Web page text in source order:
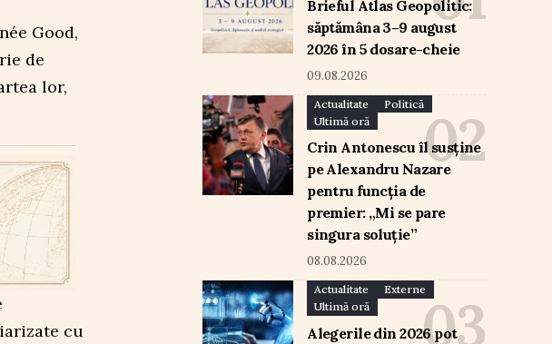
Good,
de
lor,
cu
Brieful Atlas Geopolitic:
săptămâna 3–9 august
2026 în 5 dosare-cheie
09.08.2026
Actualitate
Politică
Ultimă oră
Crin Antonescu îl susține
pe Alexandru Nazare
pentru funcția de
premier: „Mi se pare
singura soluție”
08.08.2026
Actualitate
Externe
Ultimă oră
Alegerile din 2026 pot